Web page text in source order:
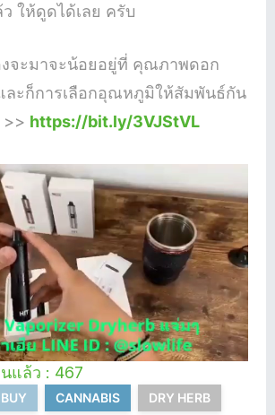
ว ให้ดูดได้เลย ครับ
งจะมาจะน้อยอยู่ที่ คุณภาพดอก
ละก็การเลือกอุณหภูมิให้สัมพันธ์กัน
>> https://bit.ly/3VJStVL
แล้ว : 467
BUY CANNABIS DRY HERB